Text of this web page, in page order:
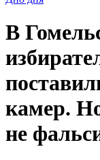
В
камер.
не